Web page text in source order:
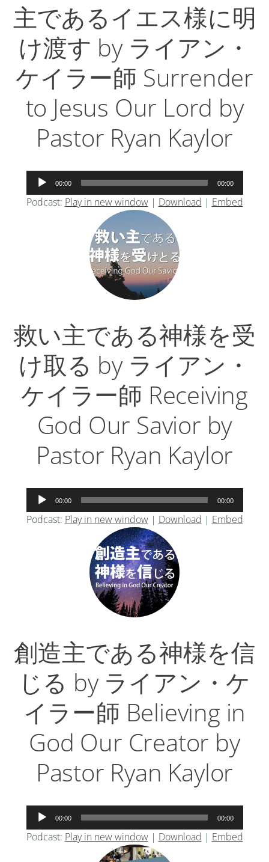
主であるイエス様に明
け渡す by ライアン・
ケイラー師 Surrender
to Jesus Our Lord by
Pastor Ryan Kaylor
声
プ
00:00 00:00
Podcast: Play in new window| Download | Embed
救い主である神様を受
け取る by ライアン・
ケイラー師 Receiving
God Our Savior by
Pastor Ryan Kaylor
声
プ
00:00 00:00
Podcast: Play in new window| Download | Embed
創造主である神様を信
じる by ライアン・ケ
イラー師 Believing in
God Our Creator by
Pastor Ryan Kaylor
声
プ
00:00 00:00
Podcast: Play in new window| Download | Embed